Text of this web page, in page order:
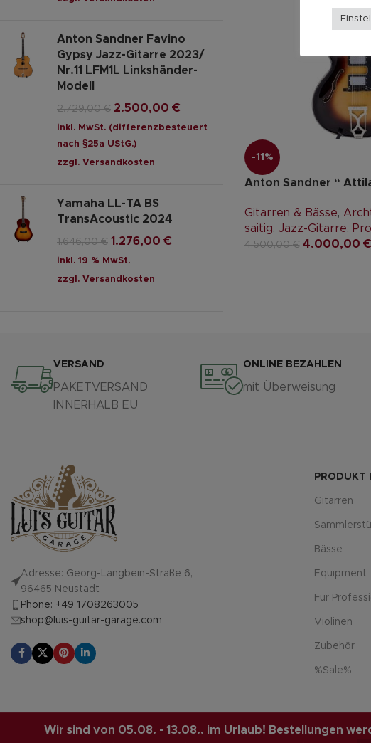
Wir sind von 05.08. - 13.08.. im Urlaub! Bestellungen
Anton Sandner Favino
Gypsy Jazz-Gitarre 2023/
Nr.11 LFM1L Linkshänder-
Modell
2.729,00€ 2.500,00 €
inkl. MwSt. (differenzbesteuert
nach §25a UStG.)
zzgl. Versandkosten
Yamaha LL-TA BS
TransAcoustic 2024
1.646,00€ 1.276,00 €
inkl. 19 % MwSt.
zzgl. Versandkosten
-11%
Anton Sandner “
Gitarren & Bässe,
saitig, Jazz-Gitarre,
4.500,00€ 4.000,00 €
VERSAND
PAKETVERSAND
INNERHALB EU
ONLINE BEZAHLEN
mit Überweisung
Adresse: Georg-Langbein-Straße 6,
96465 Neustadt
Phone: +49 1708263005
shop@luis-guitar-garage.com
PRODUKT
Gitarren
Bässe
Equipment
Für
Violinen
Zubehör
%Sale%
LUIS-GUITAR-GARAGE.COM © 2026 | CREATED BYCOMPUTERMOBIL .